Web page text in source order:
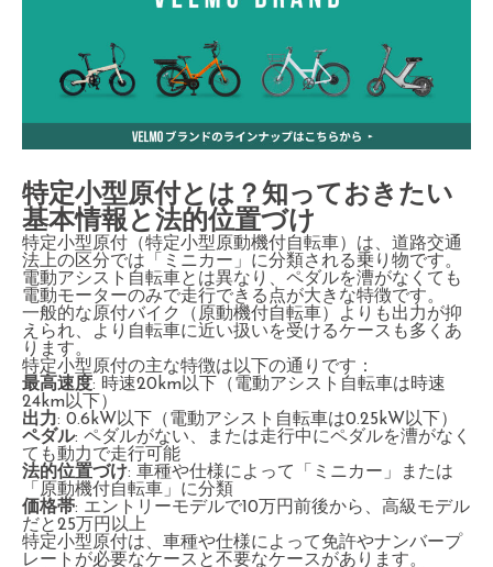
特定小型原付とは？知っておきたい
基本情報と法的位置づけ
特定小型原付（特定小型原動機付自転車）は、道路交通
法上の区分では「ミニカー」に分類される乗り物です。
電動アシスト自転車とは異なり、ペダルを漕がなくても
電動モーターのみで走行できる点が大きな特徴です。
一般的な原付バイク（原動機付自転車）よりも出力が抑
えられ、より自転車に近い扱いを受けるケースも多くあ
ります。
特定小型原付の主な特徴は以下の通りです：
最高速度: 時速20km以下（電動アシスト自転車は時速
24km以下）
出力: 0.6kW以下（電動アシスト自転車は0.25kW以下）
ペダル: ペダルがない、または走行中にペダルを漕がなく
ても動力で走行可能
法的位置づけ: 車種や仕様によって「ミニカー」または
「原動機付自転車」に分類
価格帯: エントリーモデルで10万円前後から、高級モデル
だと25万円以上
特定小型原付は、車種や仕様によって免許やナンバープ
レートが必要なケースと不要なケースがあります。